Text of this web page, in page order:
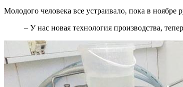
Молодого человека все устраивало, пока в ноябре
– У нас новая технология производства,